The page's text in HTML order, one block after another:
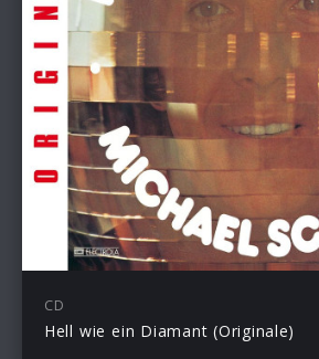
CD
Hell wie ein Diamant (Originale)